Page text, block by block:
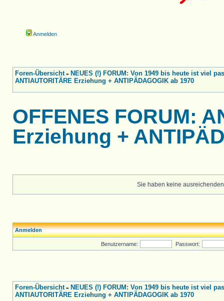
Anmelden
Foren-Übersicht» NEUES (!) FORUM: Von 1949 bis heute ist viel
ANTIAUTORITÄRE Erziehung + ANTIPÄDAGOGIK ab 1970
OFFENES FORUM:
Erziehung +
Sie haben keine
Anmelden
Benutzername: Passwort:
Foren-Übersicht» NEUES (!) FORUM: Von 1949 bis heute ist viel
ANTIAUTORITÄRE Erziehung + ANTIPÄDAGOGIK ab 1970